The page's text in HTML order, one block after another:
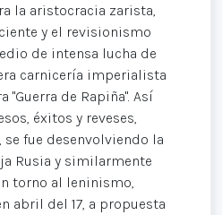
la aristocracia zarista,
y el revisionismo
de intensa lucha de
carnicería imperialista
de Rapiña". Así
éxitos y reveses,
fue desenvolviendo la
Rusia y similarmente
torno al leninismo,
abril del 17, a propuesta